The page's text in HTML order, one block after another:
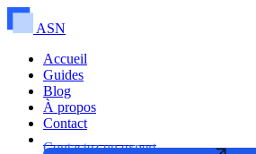
ASN
Accueil
Guides
Blog
À propos
Contact
Contactez un expert